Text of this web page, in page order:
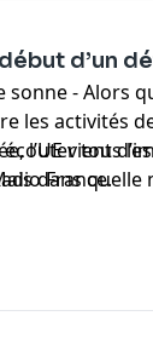
d’un
sonne - Alors
les activités
l’UE vient
dans quelle
le
tous
France.